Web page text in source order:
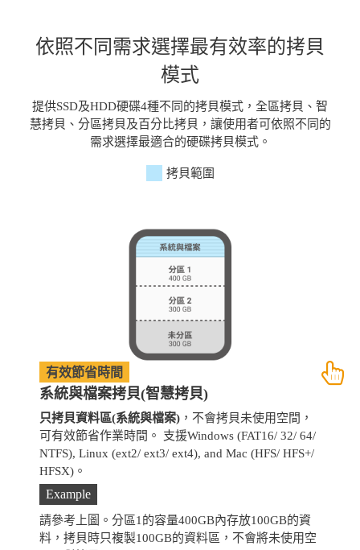
依照不同需求選擇最有效率的拷貝
模式
提供SSD及HDD硬碟4種不同的拷貝模式，全區拷貝、智
慧拷貝、分區拷貝及百分比拷貝，讓使用者可依照不同的
需求選擇最適合的硬碟拷貝模式。
拷貝範圍
有效節省時間
系統與檔案拷貝(智慧拷貝)
只拷貝資料區(系統與檔案) ，不會拷貝未使用空間，
可有效節省作業時間。 支援Windows (FAT16/ 32/ 64/
NTFS), Linux (ext2/ ext3/ ext4), and Mac (HFS/ HFS+/
HFSX)。
Example
請參考上圖。分區1的容量400GB內存放100GB的資
料，拷貝時只複製100GB的資料區，不會將未使用空